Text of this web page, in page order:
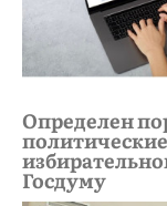
Определен
Госдуму